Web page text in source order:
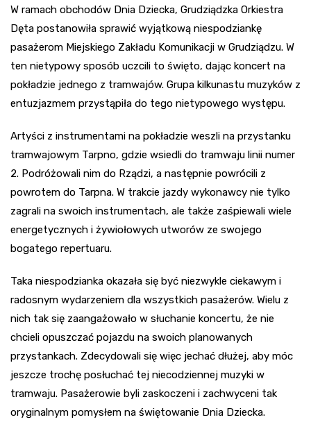
W ramach obchodów Dnia Dziecka, Grudziądzka Orkiestra
Dęta postanowiła sprawić wyjątkową niespodziankę
pasażerom Miejskiego Zakładu Komunikacji w Grudziądzu. W
ten nietypowy sposób uczcili to święto, dając koncert na
pokładzie jednego z tramwajów. Grupa kilkunastu muzyków z
entuzjazmem przystąpiła do tego nietypowego występu.
Artyści z instrumentami na pokładzie weszli na przystanku
tramwajowym Tarpno, gdzie wsiedli do tramwaju linii numer
2. Podróżowali nim do Rządzi, a następnie powrócili z
powrotem do Tarpna. W trakcie jazdy wykonawcy nie tylko
zagrali na swoich instrumentach, ale także zaśpiewali wiele
energetycznych i żywiołowych utworów ze swojego
bogatego repertuaru.
Taka niespodzianka okazała się być niezwykle ciekawym i
radosnym wydarzeniem dla wszystkich pasażerów. Wielu z
nich tak się zaangażowało w słuchanie koncertu, że nie
chcieli opuszczać pojazdu na swoich planowanych
przystankach. Zdecydowali się więc jechać dłużej, aby móc
jeszcze trochę posłuchać tej niecodziennej muzyki w
tramwaju. Pasażerowie byli zaskoczeni i zachwyceni tak
oryginalnym pomysłem na świętowanie Dnia Dziecka.